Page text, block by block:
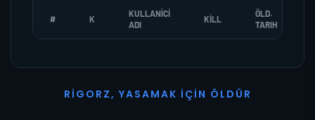
# K
KULLANICI
ADI
KILL
ÖLD.
TARIH
R I G O R Z, YASAMAK İ ÇI N Ö L D Ü R